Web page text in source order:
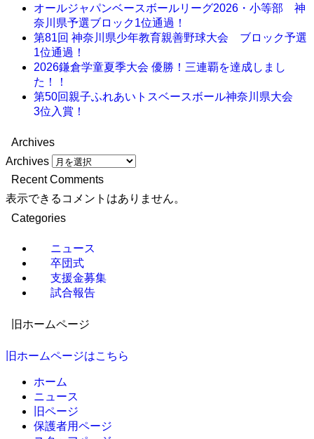
オールジャパンベースボールリーグ2026・小等部 神
奈川県予選ブロック1位通過！
第81回 神奈川県少年教育親善野球大会 ブロック予選
1位通過！
2026鎌倉学童夏季大会 優勝！三連覇を達成しまし
た！！
第50回親子ふれあいトスベースボール神奈川県大会
3位入賞！
Archives
Archives
Recent Comments
表示できるコメントはありません。
Categories
ニュース
卒団式
支援金募集
試合報告
旧ホームページ
旧ホームページはこちら
ホーム
ニュース
旧ページ
保護者用ページ